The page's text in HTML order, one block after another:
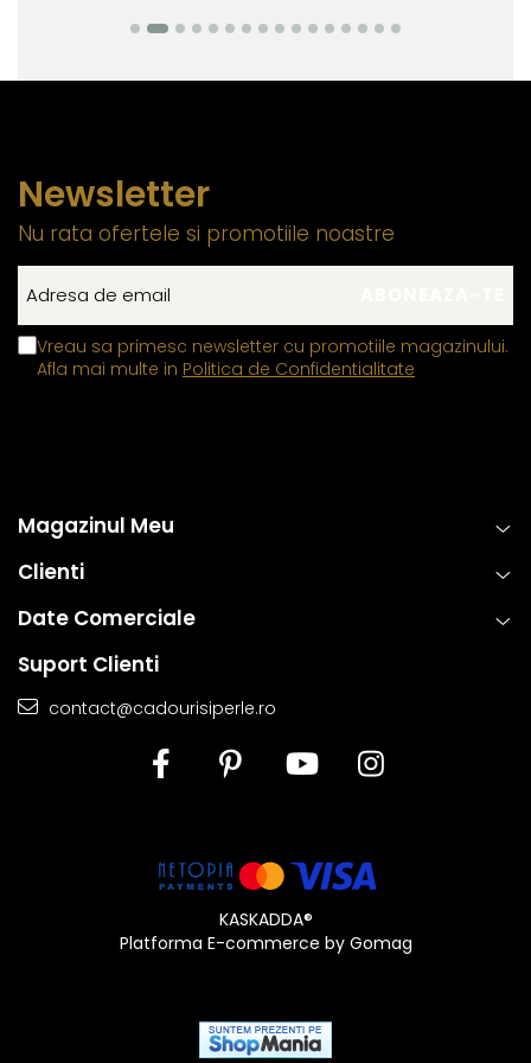
Newsletter
Nu rata ofertele si promotiile noastre
Vreau sa primesc newsletter cu promotiile magazinului.
Afla mai multe in Politica de Confidentialitate
Magazinul Meu
Clienti
Date Comerciale
Suport Clienti
contact@cadourisiperle.ro
KASKADDA®
Platforma E-commerce by Gomag